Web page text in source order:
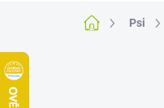
Domů Psi